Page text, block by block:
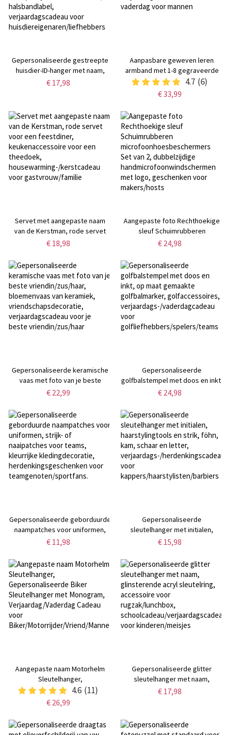
Gepersonaliseerde gestreepte
huisdier-ID-hanger met naam,
kleurrijk, onregelmatig gevormd
huisdiereigenaren/liefhebbers
€ 17,98
Aanpasbare geweven leren
armband met 1-8 gegraveerde
naamkralen,
familienaamsieraden,
verjaardagscadeau voor
vaderdag voor mannen
4.7 (6)
€ 33,99
Servet met aangepaste naam
van de Kerstman, rode servet
voor een feestdiner,
theedoek,
housewarming-/kerstcadeau
voor gastvrouw/familie
€ 18,98
Aangepaste foto Rechthoekige
sleuf Schuimrubberen
microfoonhoesbeschermers Set
handmicrofoonwindschermen
met logo, geschenken voor
makers/hosts
€ 24,98
Gepersonaliseerde keramische
vaas met foto van je beste
vriendin/zus/haar, bloemenvaas
vriendschapsdecoratie,
verjaardagscadeau voor je beste
vriendin/zus/haar
€ 22,99
Gepersonaliseerde
golfbalstempel met doos en inkt,
op maat gemaakte
verjaardags-/vaderdagcadeau
voor
golfliefhebbers/spelers/teams
€ 24,98
Gepersonaliseerde geborduurde
naampatches voor uniformen,
strijk- of naaipatches voor teams,
herdenkingsgeschenken voor
teamgenoten/sportfans.
€ 11,98
Gepersonaliseerde
sleutelhanger met initialen,
haarstylingtools en strik, föhn,
verjaardags-/herdenkingscadeau
voor
kappers/haarstylisten/barbiers
€ 15,98
Aangepaste naam Motorhelm
Sleutelhanger,
Gepersonaliseerde Biker
Sleutelhanger met Monogram,
Verjaardag/Vaderdag Cadeau
Biker/Motorrijder/Vriend/Mannen/Papa
4.6 (11)
€ 26,99
Gepersonaliseerde glitter
sleutelhanger met naam,
glinsterende acryl sleutelring,
schoolcadeau/verjaardagscadeau
voor kinderen/meisjes
€ 17,98